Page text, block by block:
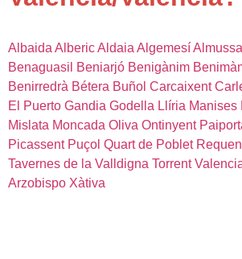
AlbaidaAlbericAldaiaAlgemesí
Benaguasil
Beniarjó Benigànim
Benirredrà Bétera Buñol Carcaixent
El Puerto Gandia Godella Llíria Manises
Mislata Moncada Oliva Ontinyent
Picassent Puçol Quart de Poblet
Tavernes de la Valldigna Torrent
Arzobispo Xàtiva